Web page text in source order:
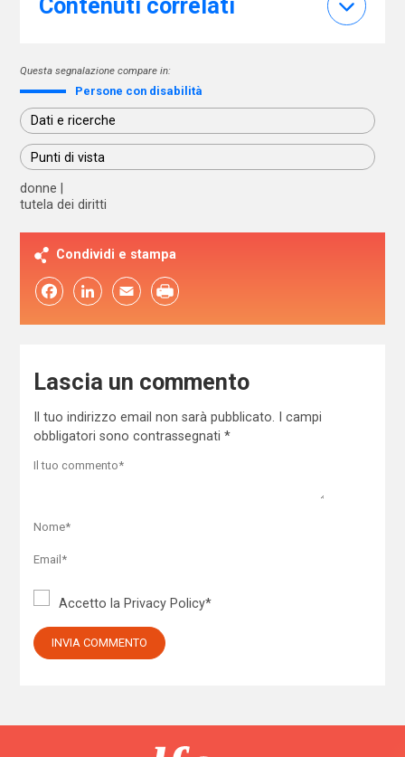
Contenuti correlati
Questa segnalazione compare in:
Persone con disabilità
Dati e ricerche
Punti di vista
donne
tutela dei diritti
Condividi e stampa
FacebookLinkedIn Email
Lascia un commento
Il tuo indirizzo email non sarà pubblicato.
I campi
obbligatori sono contrassegnati *
Accetto la Privacy Policy*